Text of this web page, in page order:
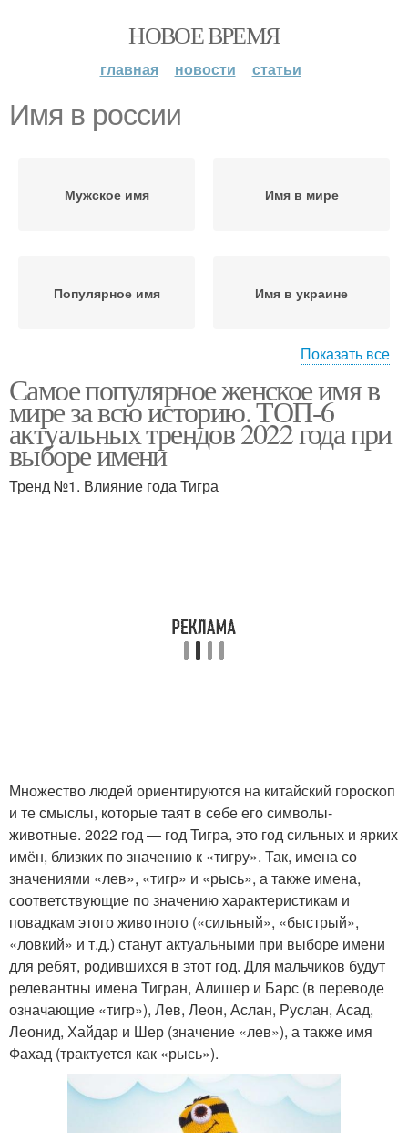
НОВОЕ ВРЕМЯ
главная новости статьи
Имя в россии
Мужское имя Имя в мире
Популярное имя Имя в украине
Популярные имена Имена для мальчиков
Женское имя
Имена по статистике Русские имена
Имена в россии Традиционные имена
Имя для
новорожденных
Детские имена
Красивые имена Мужские имена
Показать все
Самое популярное женское имя в
мире за всю историю. ТОП-6
актуальных трендов 2022 года при
выборе имени
Тренд №1. Влияние года Тигра
Множество людей ориентируются на китайский гороскоп
и те смыслы, которые таят в себе его символы-
животные. 2022 год — год Тигра, это год сильных и ярких
имён, близких по значению к «тигру». Так, имена со
значениями «лев», «тигр» и «рысь», а также имена,
соответствующие по значению характеристикам и
повадкам этого животного («сильный», «быстрый»,
«ловкий» и т.д.) станут актуальными при выборе имени
для ребят, родившихся в этот год. Для мальчиков будут
релевантны имена Тигран, Алишер и Барс (в переводе
означающие «тигр»), Лев, Леон, Аслан, Руслан, Асад,
Леонид, Хайдар и Шер (значение «лев»), а также имя
Фахад (трактуется как «рысь»).